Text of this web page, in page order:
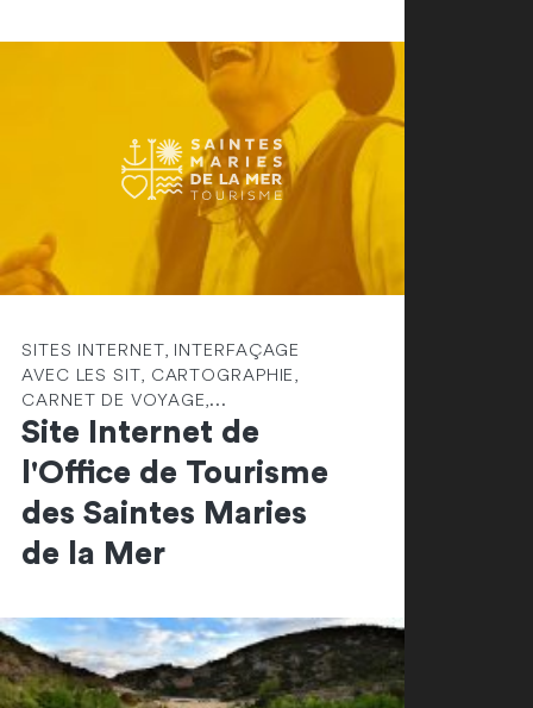
SITES INTERNET, INTERFAÇAGE
AVEC LES SIT, CARTOGRAPHIE,
CARNET DE VOYAGE,...
Site Internet de
l'Office de Tourisme
des Saintes Maries
de la Mer